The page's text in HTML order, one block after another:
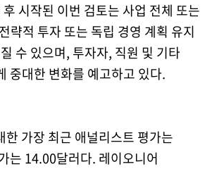
시작된 이번 검토는 사업 전체 또는
략적 투자 또는 독립 경영 계획 유지
수 있으며, 투자자, 직원 및 기타
중대한 변화를 예고하고 있다.
한 가장 최근 애널리스트 평가는
는 14.00달러다. 레이오니어